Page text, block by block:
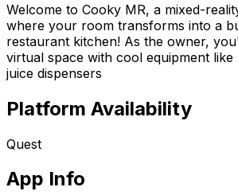
Welcome to Cooky MR, a mixed-
where your room transforms into a
restaurant kitchen! As the owner,
virtual space with cool equipment like
juice dispensers
Platform Availability
Quest
App Info